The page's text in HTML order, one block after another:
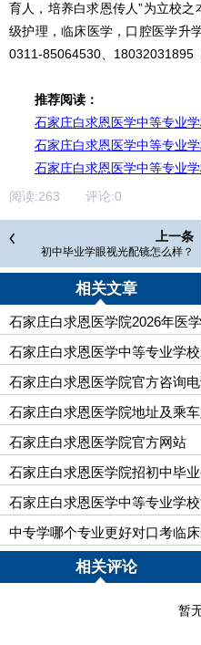
育人，培养白求恩传人”为立校
级护理，临床医学，口腔医学升
0311-85064530、18032031895
推荐阅读：
石家庄白求恩医学中等专业
石家庄白求恩医学中等专业
石家庄白求恩医学中等专业
阅读:263 评论:0
上一条
初中毕业学眼视光配镜怎么样？
相关文章
石家庄白求恩医学院2026年医
试
石家庄白求恩医学中等专业学
纪实
石家庄白求恩医学院官方咨询
石家庄白求恩医学院地址及乘车
石家庄白求恩医学院官方网站
石家庄白求恩医学院招初中毕
石家庄白求恩医学中等专业学
中专学哪个专业更好对口考临床
相关评论
暂